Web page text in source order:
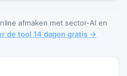
afmaken met sector-AI en
de tool 14 dagen gratis →